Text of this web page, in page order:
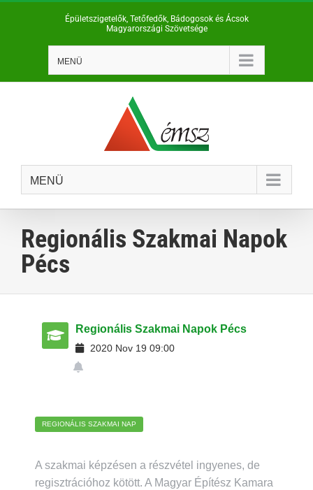
Épületszigetelők, Tetőfedők, Bádogosok és Ácsok
Magyarországi Szövetsége
MENÜ
MENÜ
Regionális Szakmai Napok
Pécs
Regionális Szakmai Napok Pécs
2020 Nov 19 09:00
REGIONÁLIS SZAKMAI NAP
A szakmai képzésen a részvétel ingyenes, de
regisztrációhoz kötött. A Magyar Építész Kamara